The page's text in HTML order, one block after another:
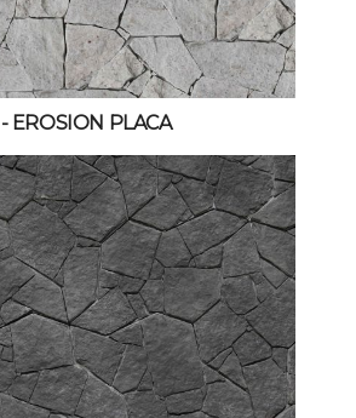
- EROSION PLACA